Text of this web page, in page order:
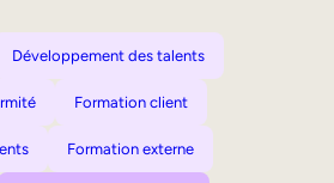
Développement des talents
Formation client
Formation externe